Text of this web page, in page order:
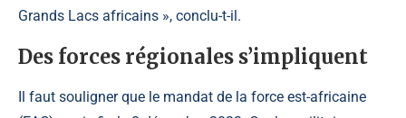
Grands Lacs africains », conclu-t-il.
Des forces régionales s’impliquent
Il faut souligner que le mandat de la force est-africaine